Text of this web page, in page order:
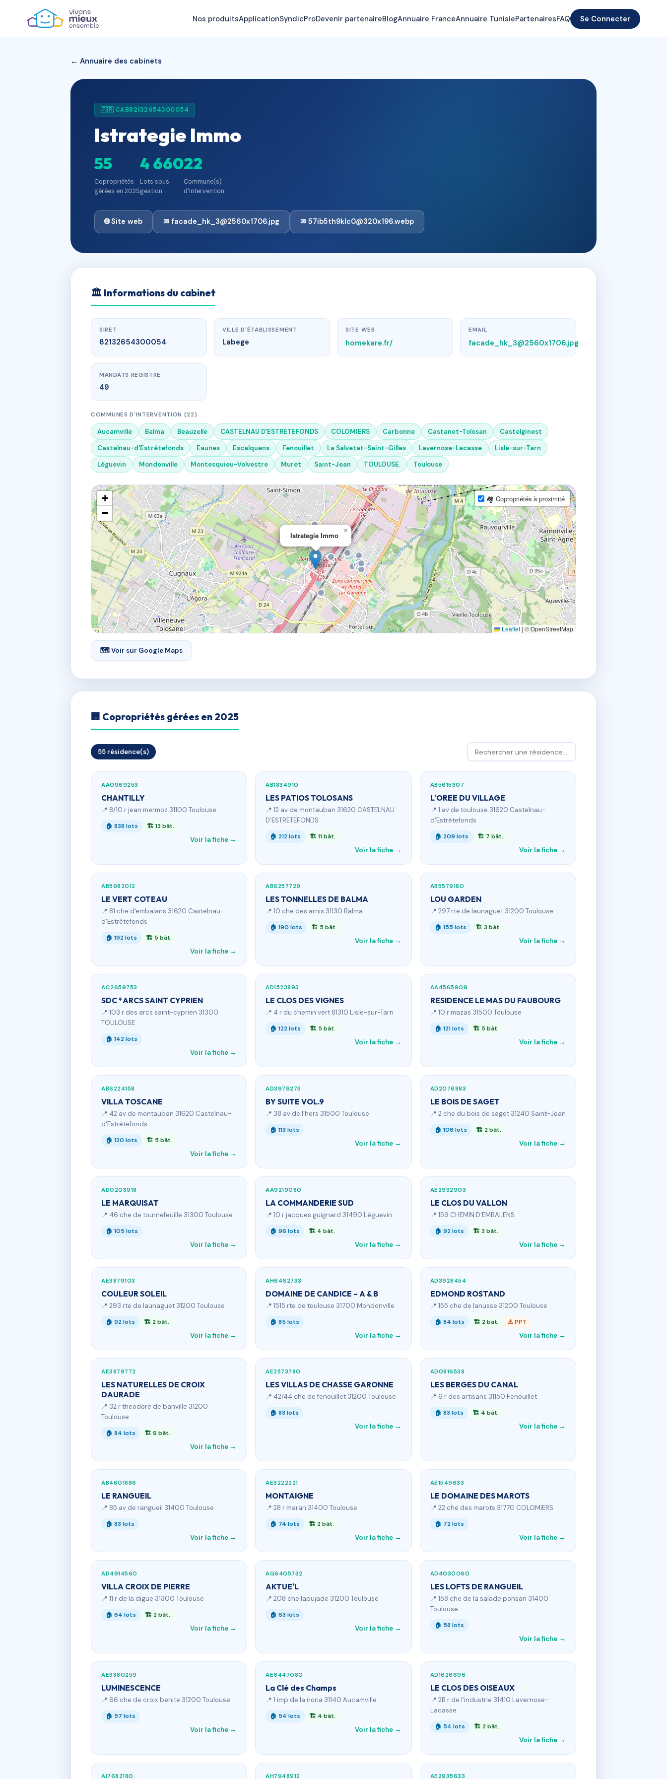
Nos produitsApplicationSyndicProDevenir partenaireBlogAnnuaire FranceAnnuaire TunisiePartenairesFAQ Se Connecter
← Annuaire des cabinets
🇫🇷 CAB82132654300054
Istrategie Immo
55
Copropriétés
gérées en 2025
4 660
Lots sous
gestion
22
Commune(s)
d'intervention
🌐 Site web ✉ facade_hk_3@2560x1706.jpg ✉ 57ib5th9klc0@320x196.webp
🏛 Informations du cabinet
SIRET
82132654300054
VILLE D'ÉTABLISSEMENT
Labege
SITE WEB
homekare.fr/
EMAIL
facade_hk_3@2560x1706.jpg
MANDATS REGISTRE
49
COMMUNES D'INTERVENTION (22)
Aucamville Balma Beauzelle CASTELNAU D'ESTRETEFONDS COLOMIERS Carbonne Castanet-Tolosan
Castelginest
Castelnau-d'Estrétefonds
Eaunes Escalquens Fenouillet La Salvetat-Saint-Gilles Lavernose-Lacasse
Lisle-sur-Tarn
Léguevin
Mondonville Montesquieu-Volvestre Muret Saint-Jean TOULOUSE. Toulouse
Istrategie Immo
×
+
−
🏘 Copropriétés à proximité
Leaflet | © OpenStreetMap
🗺 Voir sur Google Maps
🏢 Copropriétés gérées en 2025
55 résidence(s)
AA0969253
CHANTILLY
📍 8/10 r jean mermoz 31100 Toulouse
🏠 838 lots 🏗 13 bât.
Voir la fiche →
AB1834910
LES PATIOS TOLOSANS
📍 12 av de montauban 31620 CASTELNAU
D'ESTRETEFONDS
🏠 212 lots 🏗 11 bât.
Voir la fiche →
AB5615307
L'OREE DU VILLAGE
📍 1 av de toulouse 31620 Castelnau-
d'Estrétefonds
🏠 209 lots 🏗 7 bât.
Voir la fiche →
AB5982012
LE VERT COTEAU
📍 81 che d'embalans 31620 Castelnau-
d'Estrétefonds
🏠 192 lots 🏗 5 bât.
Voir la fiche →
AB6257729
LES TONNELLES DE BALMA
📍 10 che des arnis 31130 Balma
🏠 190 lots 🏗 5 bât.
Voir la fiche →
AB5579180
LOU GARDEN
📍 297 rte de launaguet 31200 Toulouse
🏠 155 lots 🏗 3 bât.
Voir la fiche →
AC2659753
SDC *ARCS SAINT CYPRIEN
📍 103 r des arcs saint-cyprien 31300
TOULOUSE
🏠 142 lots
Voir la fiche →
AD1523893
LE CLOS DES VIGNES
📍 4 r du chemin vert 81310 Lisle-sur-Tarn
🏠 122 lots 🏗 5 bât.
Voir la fiche →
AA4565909
RESIDENCE LE MAS DU FAUBOURG
📍 10 r mazas 31500 Toulouse
🏠 121 lots 🏗 5 bât.
Voir la fiche →
AB6224158
VILLA TOSCANE
📍 42 av de montauban 31620 Castelnau-
d'Estrétefonds
🏠 120 lots 🏗 5 bât.
Voir la fiche →
AD3979275
BY SUITE VOL.9
📍 38 av de l'hers 31500 Toulouse
🏠 113 lots
Voir la fiche →
AD2076883
LE BOIS DE SAGET
📍 2 che du bois de saget 31240 Saint-Jean
🏠 106 lots 🏗 2 bât.
Voir la fiche →
AD0208918
LE MARQUISAT
📍 46 che de tournefeuille 31300 Toulouse
🏠 105 lots
Voir la fiche →
AA9219080
LA COMMANDERIE SUD
📍 10 r jacques guignard 31490 Léguevin
🏠 96 lots 🏗 4 bât.
Voir la fiche →
AE2932903
LE CLOS DU VALLON
📍 159 CHEMIN D'EMBALENS
🏠 92 lots 🏗 3 bât.
Voir la fiche →
AE3879103
COULEUR SOLEIL
📍 293 rte de launaguet 31200 Toulouse
🏠 92 lots 🏗 2 bât.
Voir la fiche →
AH6462733
DOMAINE DE CANDICE – A & B
📍 1515 rte de toulouse 31700 Mondonville
🏠 85 lots
Voir la fiche →
AD3928454
EDMOND ROSTAND
📍 155 che de lanusse 31200 Toulouse
🏠 84 lots 🏗 2 bât. ⚠ PPT
Voir la fiche →
AE3879772
LES NATURELLES DE CROIX
DAURADE
📍 32 r theodore de banville 31200
Toulouse
🏠 84 lots 🏗 9 bât.
Voir la fiche →
AE2573780
LES VILLAS DE CHASSE GARONNE
📍 42/44 che de fenouillet 31200 Toulouse
🏠 83 lots
Voir la fiche →
AD0816538
LES BERGES DU CANAL
📍 6 r des artisans 31150 Fenouillet
🏠 83 lots 🏗 4 bât.
Voir la fiche →
AB4601886
LE RANGUEIL
📍 85 av de rangueil 31400 Toulouse
🏠 83 lots
Voir la fiche →
AE3222221
MONTAIGNE
📍 28 r maran 31400 Toulouse
🏠 74 lots 🏗 2 bât.
Voir la fiche →
AE1549633
LE DOMAINE DES MAROTS
📍 22 che des marots 31770 COLOMIERS
🏠 72 lots
Voir la fiche →
AD4914560
VILLA CROIX DE PIERRE
📍 11 r de la digue 31300 Toulouse
🏠 64 lots 🏗 2 bât.
Voir la fiche →
AG6405732
AKTUE'L
📍 208 che lapujade 31200 Toulouse
🏠 63 lots
Voir la fiche →
AD4030060
LES LOFTS DE RANGUEIL
📍 158 che de la salade ponsan 31400
Toulouse
🏠 58 lots
Voir la fiche →
AE3880259
LUMINESCENCE
📍 66 che de croix benite 31200 Toulouse
🏠 57 lots
Voir la fiche →
AE6447080
La Clé des Champs
📍 1 imp de la noria 31140 Aucamville
🏠 54 lots 🏗 4 bât.
Voir la fiche →
AD1626696
LE CLOS DES OISEAUX
📍 2B r de l'industrie 31410 Lavernose-
Lacasse
🏠 54 lots 🏗 2 bât.
Voir la fiche →
AI7682180 AH7948912 AE2935633